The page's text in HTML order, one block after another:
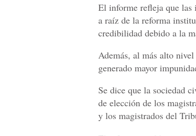
El informe refleja que las
a raíz de la reforma
credibilidad debido a la
Además, al más alto
generado mayor
Se dice que la sociedad
de elección de los
y los magistrados del